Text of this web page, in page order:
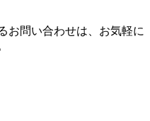
お問い合わせは、お気軽に